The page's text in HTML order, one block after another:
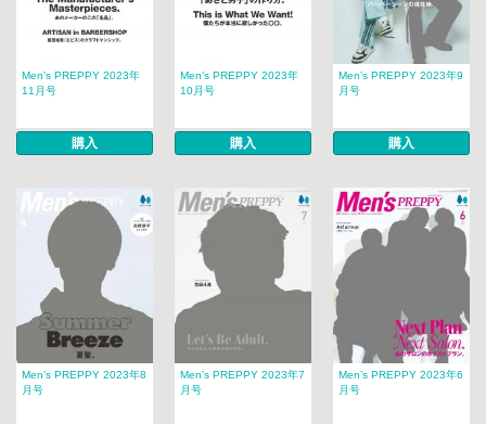
Men’s PREPPY 2023年
11月号
購入
Men’s PREPPY 2023年
10月号
購入
Men’s PREPPY 2023年9
月号
購入
Men’s PREPPY 2023年8
月号
Men’s PREPPY 2023年7
月号
Men’s PREPPY 2023年6
月号